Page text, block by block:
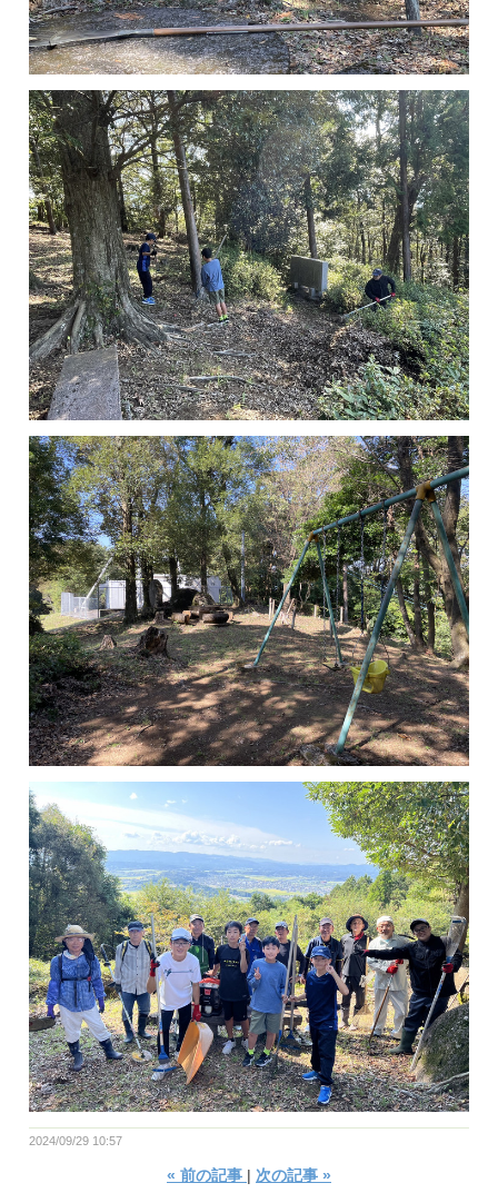
2024/09/29 10:57
« 前の記事 次の記事 »